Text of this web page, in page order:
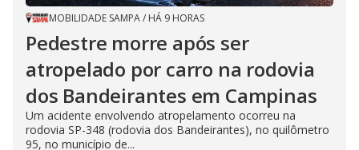
MOBILIDADE SAMPA/ HÁ 9 HORAS
Pedestre morre após ser
atropelado por carro na rodovia
dos Bandeirantes em Campinas
Um acidente envolvendo atropelamento ocorreu na
rodovia SP-348 (rodovia dos Bandeirantes), no quilômetro
95, no município de...